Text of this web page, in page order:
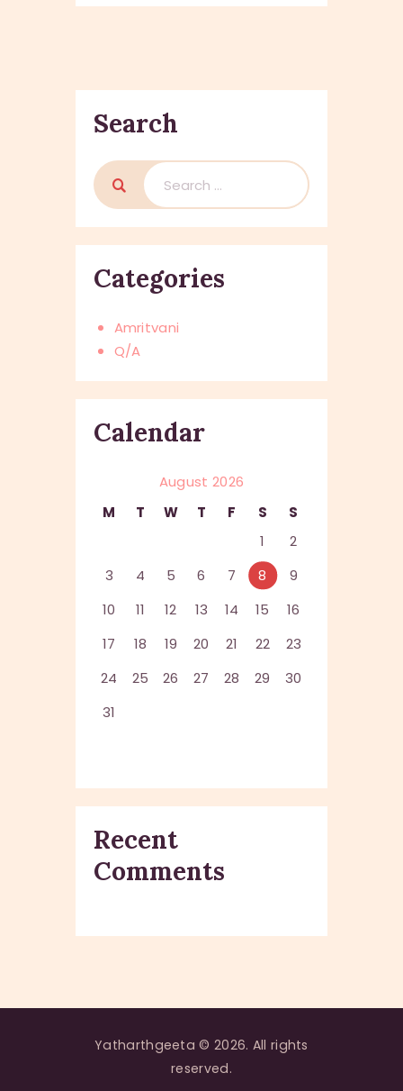
Search
Search
for:
Categories
Amritvani
Q/A
Calendar
August 2026
M
T W T F S
S
1
2
3
4 5 6 7 8
9
10
11 12 13 14 15
16
17
18 19 20 21 22
23
24
25 26 27 28 29
30
31
Recent
Comments
Yatharthgeeta © 2026. All rights
reserved.